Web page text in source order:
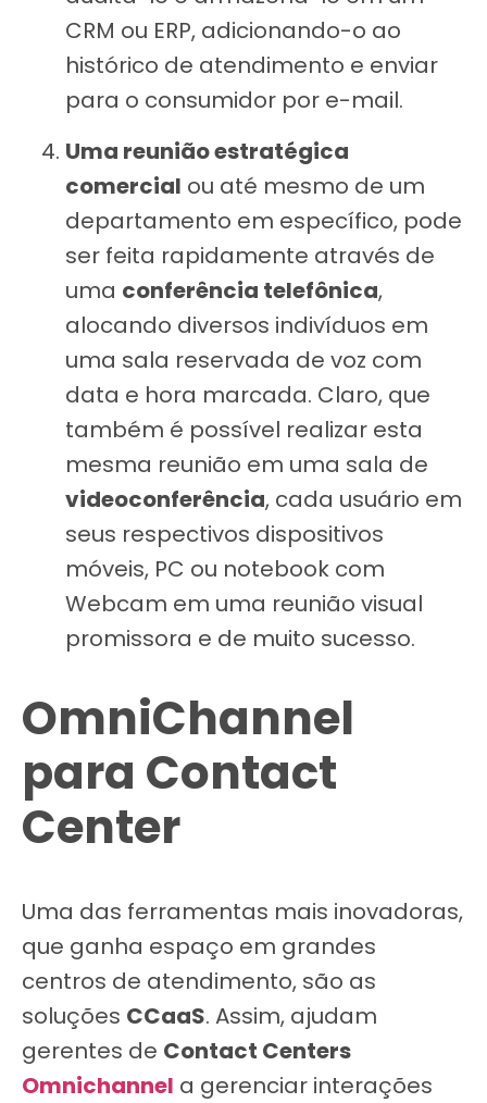
CRM ou ERP, adicionando-o ao
histórico de atendimento e enviar
para o consumidor por e-mail.
Uma reunião estratégica
comercial ou até mesmo de um
departamento em específico, pode
ser feita rapidamente através de
uma conferência telefônica,
alocando diversos indivíduos em
uma sala reservada de voz com
data e hora marcada. Claro, que
também é possível realizar esta
mesma reunião em uma sala de
videoconferência, cada usuário em
seus respectivos dispositivos
móveis, PC ou notebook com
Webcam em uma reunião visual
promissora e de muito sucesso.
OmniChannel
para Contact
Center
Uma das ferramentas mais inovadoras,
que ganha espaço em grandes
centros de atendimento, são as
soluções CCaaS. Assim, ajudam
gerentes de Contact Centers
Omnichannel a gerenciar interações